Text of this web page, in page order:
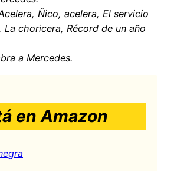
Ñico, acelera, El servicio
choricera, Récord de un año
a Mercedes.
en Amazon